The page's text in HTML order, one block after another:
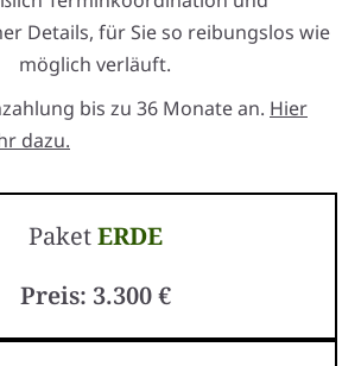
Details, für Sie so reibungslos wie
möglich verläuft.
bis zu 36 Monate an. Hier
dazu.
PaketERDE
Preis: 3.300 €